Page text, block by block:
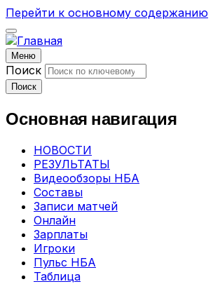
Перейти к основному содержанию
Меню
Поиск
Поиск
Основная навигация
НОВОСТИ
РЕЗУЛЬТАТЫ
Видеообзоры НБА
Составы
Записи матчей
Онлайн
Зарплаты
Игроки
Пульс НБА
Таблица